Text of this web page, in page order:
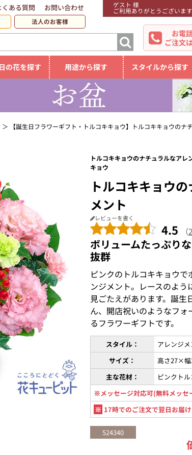
ゲスト 様
ご利用ありがとうございます
くある質問 お問い合わせ
法人のお客様
お電
ご注文
の花を探す 用途から探す スタイルから探す
【誕生日フラワーギフト・トルコキキョウ】トルコキキョウのナ
トルコキキョウのナチュラルなア
キョウ
トルコキキョウ
メント
レビューを書く
4.5 （
ボリュームたっぷり
抜群
ピンクのトルコキキョウ
ンジメント。レースのよ
見ごたえがあります。誕生
ん、開店祝いのようなフ
るフラワーギフトです。
スタイル：
アレンジ
サイズ：
高さ27×
主な花材：
ピンクト
※メッセージ対応可(無料メッセ
※ 17時でのご注文で翌日お届け
524340